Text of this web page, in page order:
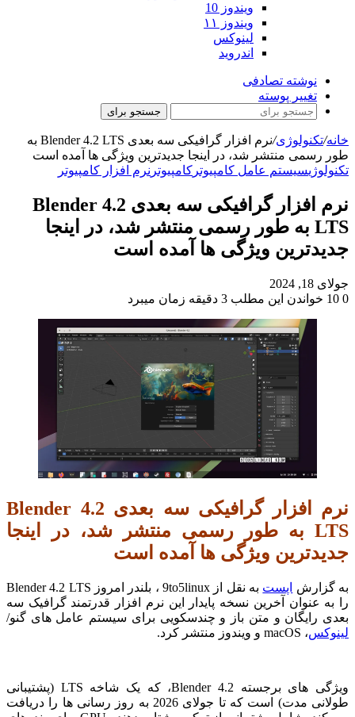
ویندوز 10
ویندوز ۱۱
لینوکس
اندروید
نوشته تصادفی
تغییر پوسته
جستجو برای
خانه/تکنولوژی/
نرم افزار گرافیکی سه بعدی Blender 4.2 LTS به
طور رسمی منتشر شد، در اینجا جدیدترین ویژگی ها آمده است
تکنولوژیسیستم عامل کامپیوتر کامپیوتر نرم افزار کامپیوتر
نرم افزار گرافیکی سه بعدی Blender 4.2
LTS به طور رسمی منتشر شد، در اینجا
جدیدترین ویژگی ها آمده است
جولای 18, 2024
0
خواندن این مطلب 3 دقیقه زمان میبرد
نرم افزار گرافیکی سه بعدی Blender 4.2
LTS به طور رسمی منتشر شد، در اینجا
جدیدترین ویژگی ها آمده است
به گزارش اپست
به نقل از 9to5linux ، بلندر امروز Blender 4.2 LTS
را به عنوان آخرین نسخه پایدار این نرم افزار قدرتمند گرافیک سه
بعدی رایگان و متن باز و چندسکویی برای سیستم عامل های گنو/
لینوکس، macOS و ویندوز منتشر کرد.
ویژگی های برجسته Blender 4.2، که یک شاخه LTS (پشتیبانی
طولانی مدت) است که تا جولای 2026 به روز رسانی ها را دریافت